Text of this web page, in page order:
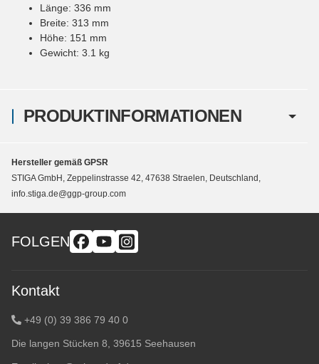
PRODUKTINFORMATIONEN
Länge: 336 mm
Breite: 313 mm
Höhe: 151 mm
Gewicht: 3.1 kg
Hersteller gemäß GPSR
STIGA GmbH, Zeppelinstrasse 42, 47638 Straelen, Deutschland,
info.stiga.de@ggp-group.com
FOLGEN
Kontakt
+49 (0) 39 386 79 40 0
Die langen Stücken 8, 39615 Seehausen